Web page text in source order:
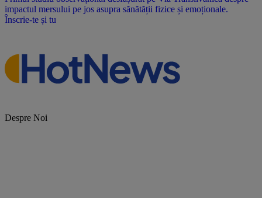
impactul mersului pe jos asupra sănătății fizice și emoționale.
Înscrie-te și tu
Despre Noi